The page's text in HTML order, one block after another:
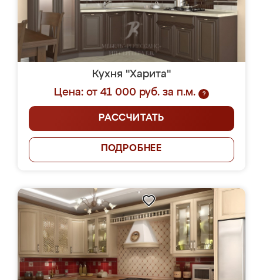
Кухня "Харита"
Цена: от 41 000 руб. за п.м.
?
РАССЧИТАТЬ
ПОДРОБНЕЕ